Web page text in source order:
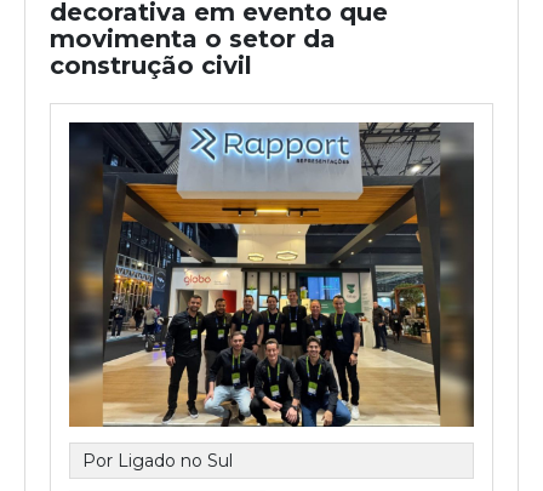
decorativa em evento que
movimenta o setor da
construção civil
Por Ligado no Sul